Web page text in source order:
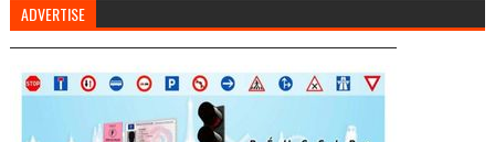
ADVERTISE